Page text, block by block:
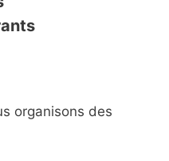
organisons des